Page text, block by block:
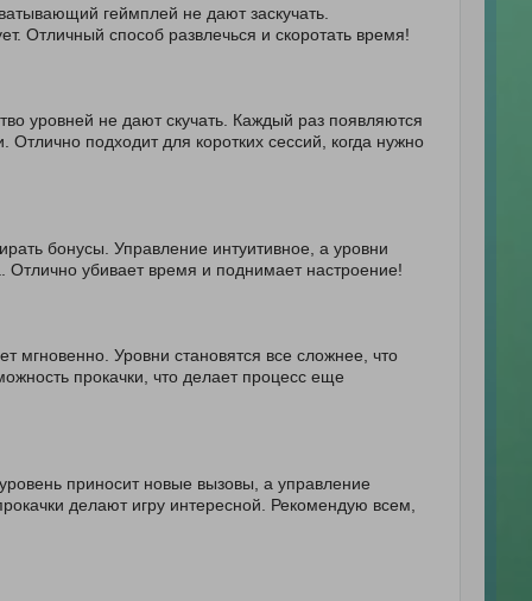
геймплей не дают заскучать.
Отличный способ развлечься и скоротать время!
уровней не дают скучать. Каждый раз появляются
подходит для коротких сессий, когда нужно
бонусы. Управление интуитивное, а уровни
убивает время и поднимает настроение!
мгновенно. Уровни становятся все сложнее, что
прокачки, что делает процесс еще
приносит новые вызовы, а управление
делают игру интересной. Рекомендую всем,